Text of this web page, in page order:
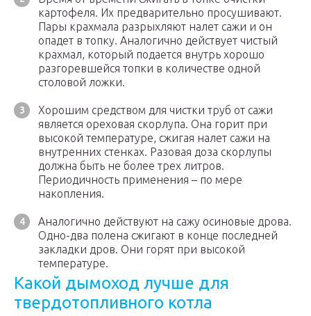
картофеля. Их предварительно просушивают.
Пары крахмала разрыхляют налет сажи и он
опадет в топку. Аналогично действует чистый
крахмал, который подается внутрь хорошо
разгоревшейся топки в количестве одной
столовой ложки.
Хорошим средством для чистки труб от сажи
является ореховая скорлупа. Она горит при
высокой температуре, сжигая налет сажи на
внутренних стенках. Разовая доза скорлупы
должна быть не более трех литров.
Периодичность применения – по мере
накопления.
Аналогично действуют на сажу осиновые дрова.
Одно-два полена сжигают в конце последней
закладки дров. Они горят при высокой
температуре.
Какой дымоход лучше для
твердотопливного котла